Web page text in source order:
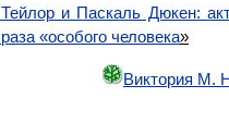
и Паскаль Дюкен:
«особого человека»
Виктория М.